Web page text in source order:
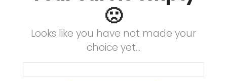
🙁
Looks like you have not made your
choice yet...